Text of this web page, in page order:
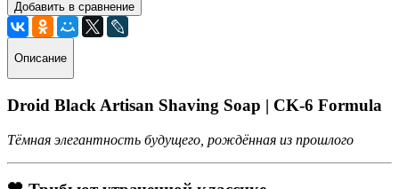
Добавить в сравнение
Описание
Droid Black Artisan Shaving Soap | CK-6 Formula
Тёмная элегантность будущего, рождённая из прошлого